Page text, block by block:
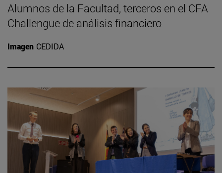
Alumnos de la Facultad, terceros en el CFA
Challengue de análisis financiero
Imagen CEDIDA